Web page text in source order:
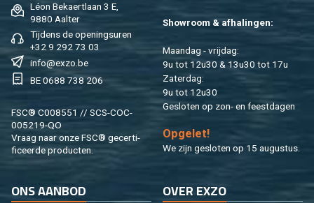
Léon Be­kaert­laan 3 E,
9880 Aal­ter
Tij­dens de ope­nings­uren
+32 9 292 73 03
info@​exzo.​be
BE 0688 738 206
FSC® C008551 // SCS-COC-
005219-QO
Vraag naar onze FSC® ge­cer­ti­
fi­ceer­de pro­duc­ten.
Show­room & af­ha­lin­gen:
Maan­dag - vrij­dag:
9u tot 12u30 & 13u30 tot 17u
Za­ter­dag:
9u tot 12u30
Ge­slo­ten op zon- en feest­da­gen
Op­ge­let!
We zijn ge­slo­ten op 15 au­gus­tus.
ONS AAN­BOD OVER EXZO